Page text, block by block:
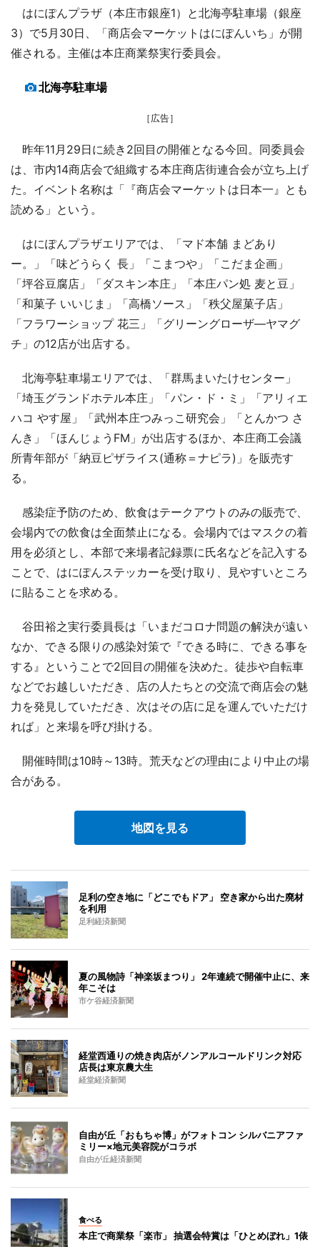
はにぽんプラザ（本庄市銀座1）と北海亭駐車場（銀座
3）で5月30日、「商店会マーケットはにぽんいち」が開
催される。主催は本庄商業祭実行委員会。
北海亭駐車場
［広告］
昨年11月29日に続き2回目の開催となる今回。同委員会
は、市内14商店会で組織する本庄商店街連合会が立ち上げ
た。イベント名称は「『商店会マーケットは日本一』とも
読める」という。
はにぽんプラザエリアでは、「マド本舗 まどあり
ー。」「味どうらく 長」「こまつや」「こだま企画」
「坪谷豆腐店」「ダスキン本庄」「本庄パン処 麦と豆」
「和菓子 いいじま」「高橋ソース」「秩父屋菓子店」
「フラワーショップ 花三」「グリーングローザ―ヤマグ
チ」の12店が出店する。
北海亭駐車場エリアでは、「群馬まいたけセンター」
「埼玉グランドホテル本庄」「パン・ド・ミ」「アリィエ
ハコ やす屋」「武州本庄つみっこ研究会」「とんかつ さ
んき」「ほんじょうFM」が出店するほか、本庄商工会議
所青年部が「納豆ピザライス(通称＝ナピラ)」を販売す
る。
感染症予防のため、飲食はテークアウトのみの販売で、
会場内での飲食は全面禁止になる。会場内ではマスクの着
用を必須とし、本部で来場者記録票に氏名などを記入する
ことで、はにぽんステッカーを受け取り、見やすいところ
に貼ることを求める。
谷田裕之実行委員長は「いまだコロナ問題の解決が遠い
なか、できる限りの感染対策で『できる時に、できる事を
する』ということで2回目の開催を決めた。徒歩や自転車
などでお越しいただき、店の人たちとの交流で商店会の魅
力を発見していただき、次はその店に足を運んでいただけ
れば」と来場を呼び掛ける。
開催時間は10時～13時。荒天などの理由により中止の場
合がある。
地図を見る
足利の空き地に「どこでもドア」 空き家から出た廃材
を利用
足利経済新聞
夏の風物詩「神楽坂まつり」 2年連続で開催中止に、来
年こそは
市ケ谷経済新聞
経堂西通りの焼き肉店がノンアルコールドリンク対応
店長は東京農大生
経堂経済新聞
自由が丘「おもちゃ博」がフォトコン シルバニアファ
ミリー×地元美容院がコラボ
自由が丘経済新聞
食べる
本庄で商業祭「楽市」 抽選会特賞は「ひとめぼれ」1俵